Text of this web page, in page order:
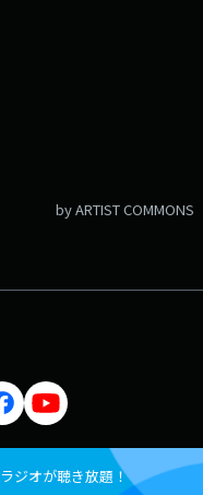
by ARTIST COMMONS
ジオが聴き放題！